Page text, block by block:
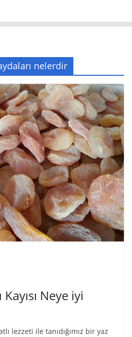
nelerdir
Neye iyi
lezzeti ile tanıdığımız bir yaz